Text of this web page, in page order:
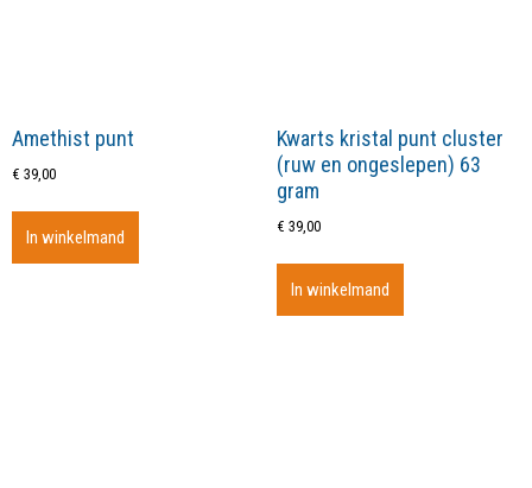
Amethist punt
€ 39,00
In winkelmand
Kwarts kristal punt cluster
(ruw en ongeslepen) 63
gram
€ 39,00
In winkelmand